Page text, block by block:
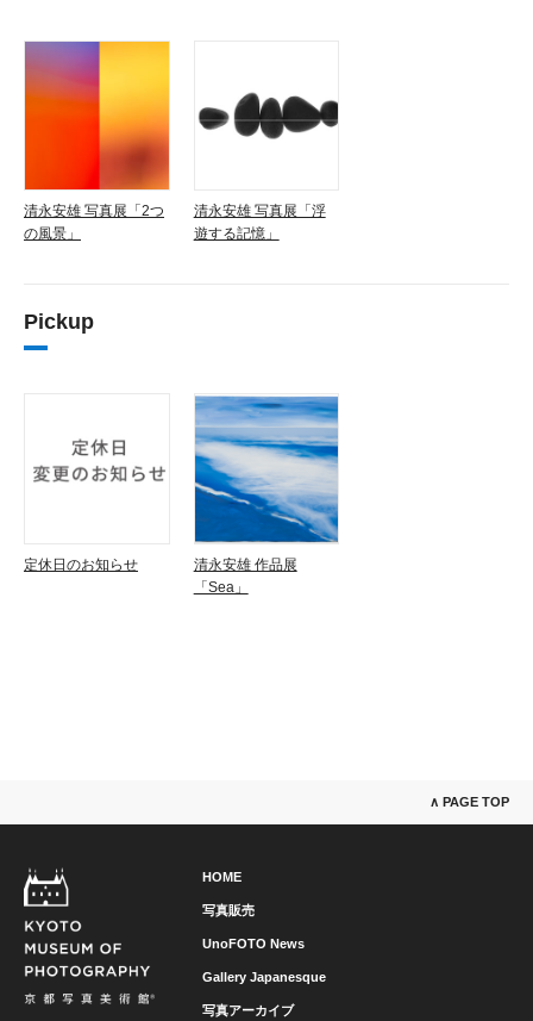
清永安雄 写真展「2つ
の風景」
清永安雄 写真展「浮
遊する記憶」
Pickup
定休日のお知らせ
清永安雄 作品展
「Sea」
∧ PAGE TOP
HOME
写真販売
UnoFOTO News
Gallery Japanesque
写真アーカイブ